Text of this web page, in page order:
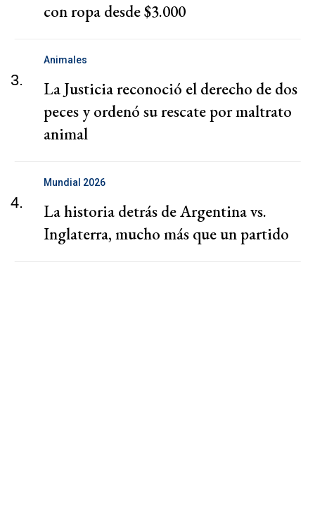
con ropa desde $3.000
3.
Animales
La Justicia reconoció el derecho de dos
peces y ordenó su rescate por maltrato
animal
4.
Mundial 2026
La historia detrás de Argentina vs.
Inglaterra, mucho más que un partido